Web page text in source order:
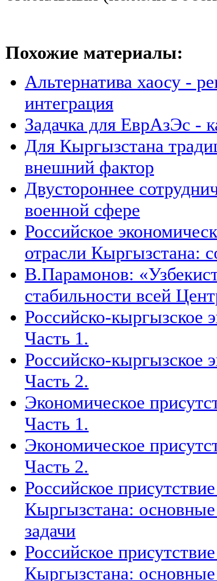
Похожие материалы:
Альтернатива хаосу -
интеграция
Задачка для ЕврАзЭс -
Для Кыргызстана
внешний фактор
Двустороннее
военной сфере
Российское
отрасли Кыргызстана:
В.Парамонов:
стабильности всей
Российско-кыргызское
Часть 1.
Российско-кыргызское
Часть 2.
Экономическое
Часть 1.
Экономическое
Часть 2.
Российское
Кыргызстана:
задачи
Российское
Кыргызстана: основные